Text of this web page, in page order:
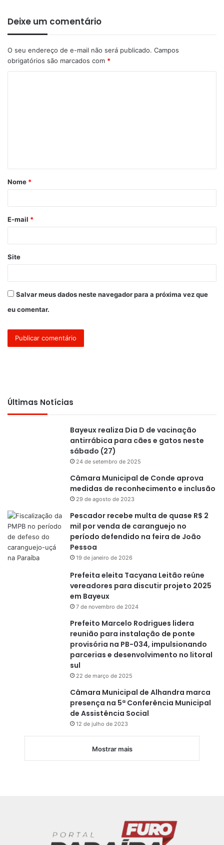
Deixe um comentário
O seu endereço de e-mail não será publicado. Campos
obrigatórios são marcados com *
á
r
*
Nome *
E-mail *
Site
Salvar meus dados neste navegador para a próxima vez que
eu comentar.
Últimas Notícias
Bayeux realiza Dia D de vacinação
antirrábica para cães e gatos neste
sábado (27)
24 de setembro de 2025
Câmara Municipal de Conde aprova
medidas de reconhecimento e inclusão
29 de agosto de 2023
Pescador recebe multa de quase R$ 2
mil por venda de caranguejo no
período defendido na feira de João
Pessoa
19 de janeiro de 2026
Prefeita eleita Tacyana Leitão reúne
vereadores para discutir projeto 2025
em Bayeux
7 de novembro de 2024
Prefeito Marcelo Rodrigues lidera
reunião para instalação de ponte
provisória na PB-034, impulsionando
parcerias e desenvolvimento no litoral
sul
22 de março de 2025
Câmara Municipal de Alhandra marca
presença na 5ª Conferência Municipal
de Assistência Social
12 de julho de 2023
Mostrar mais